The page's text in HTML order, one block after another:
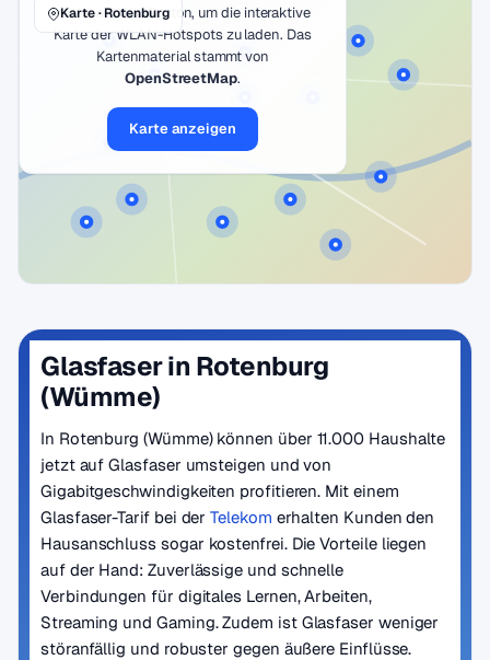
Klicke auf den Button, um die interaktive
Karte der WLAN-Hotspots zu laden. Das
Kartenmaterial stammt von
OpenStreetMap.
Karte anzeigen
Karte · Rotenburg
Glasfaser in Rotenburg
(Wümme)
In Rotenburg (Wümme) können über 11.000 Haushalte
jetzt auf Glasfaser umsteigen und von
Gigabitgeschwindigkeiten profitieren. Mit einem
Glasfaser-Tarif bei derTelekom erhalten Kunden den
Hausanschluss sogar kostenfrei. Die Vorteile liegen
auf der Hand: Zuverlässige und schnelle
Verbindungen für digitales Lernen, Arbeiten,
Streaming und Gaming. Zudem ist Glasfaser weniger
störanfällig und robuster gegen äußere Einflüsse.